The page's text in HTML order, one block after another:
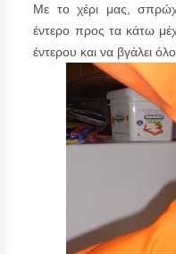
Με το χέρι μας,
έντερο προς τα κάτω
έντερου και να βγάλει